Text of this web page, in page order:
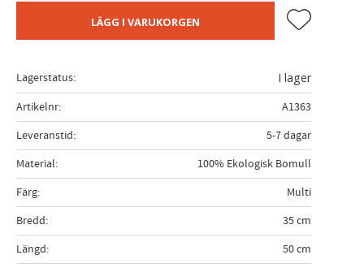
LÄGG I VARUKORGEN Lägg till i
Lagerstatus
I lager
Artikelnr
A1363
Leveranstid
5-7 dagar
Material
100% Ekologisk Bomull
Färg
Multi
Bredd
35 cm
Längd
50 cm